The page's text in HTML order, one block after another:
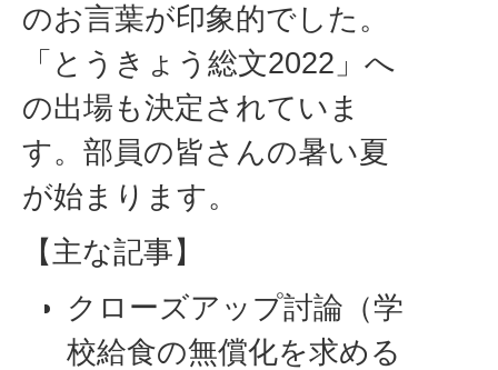
のお言葉が印象的でした。
「とうきょう総文2022」へ
の出場も決定されていま
す。部員の皆さんの暑い夏
が始まります。
【主な記事】
クローズアップ討論（学
校給食の無償化を求める